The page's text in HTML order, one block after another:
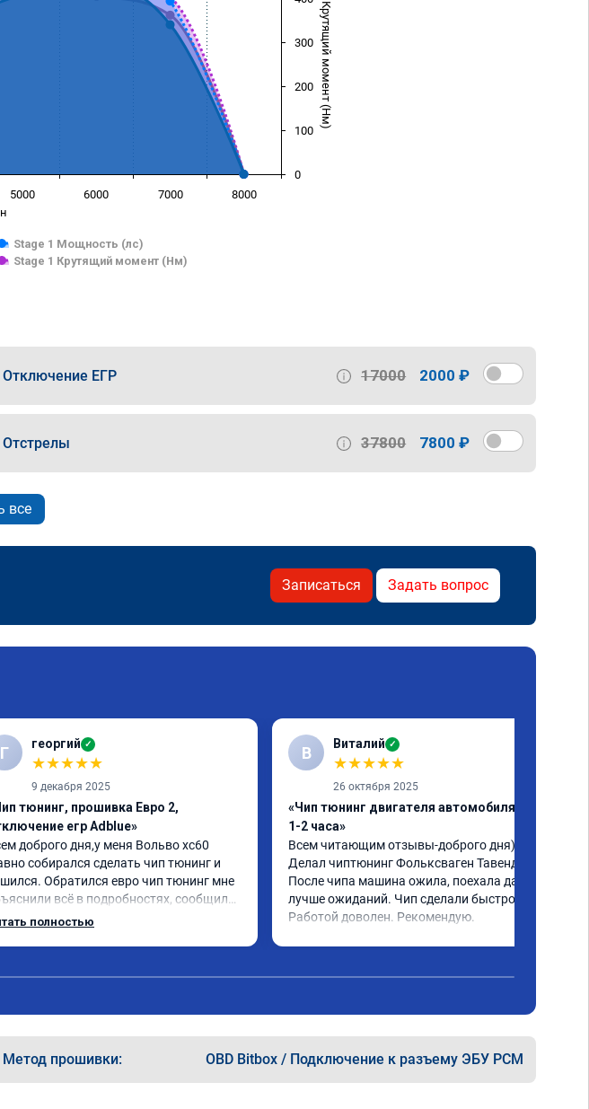
Крутящий момент (Нм)
Stage 1 Мощность (лс)
Stage 1 Крутящий момент (Нм)
5000 6000 7000 8000
0
100
200
300
Отключение ЕГР 17000 2000 ₽
Отстрелы 37800 7800 ₽
все
Записаться Задать вопрос
Г георгий ✓
★★★★★
9 декабря 2025
тюнинг, прошивка Евро 2,
егр Adblue»
доброго дня,у меня Вольво xc60
собирался сделать чип тюнинг и
Обратился евро чип тюнинг мне
всё в подробностях, сообщили
записали. Приехал в назначенное
полностью
В Виталий ✓
★★★★★
26 октября 2025
«Чип тюнинг двигателя автомобиля за
1-2 часа»
Всем читающим отзывы-доброго дня))
Делал чиптюнинг Фольксваген Тавендор.
После чипа машина ожила, поехала даже
лучше ожиданий. Чип сделали быстро.
Работой доволен. Рекомендую.
Метод прошивки: OBD Bitbox / Подключение к разъему ЭБУ PCM